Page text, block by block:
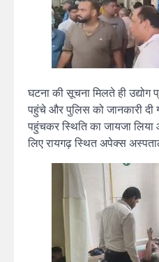
घटना की सूचना मिलते ही
पहुंचे और पुलिस को जानकारी
पहुंचकर स्थिति का जायजा
लिए रायगढ़ स्थित अपेक्स